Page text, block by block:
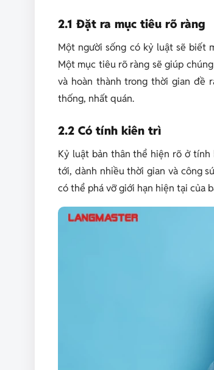
2.1 Đặt ra mục tiêu rõ ràng
Một người sống có kỷ luật sẽ biết
Một mục tiêu rõ ràng sẽ giúp
và hoàn thành trong thời gian đề
thống, nhất quán.
2.2 Có tính kiên trì
Kỷ luật bản thân thể hiện rõ ở
tới, dành nhiều thời gian và công
có thể phá vỡ giới hạn hiện tại của